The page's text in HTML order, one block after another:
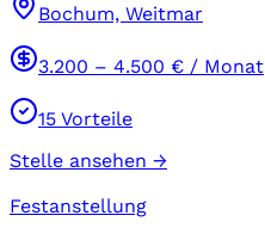
Bochum, Weitmar
3.200 – 4.500 € / Monat
15 Vorteile
Stelle ansehen →
Festanstellung